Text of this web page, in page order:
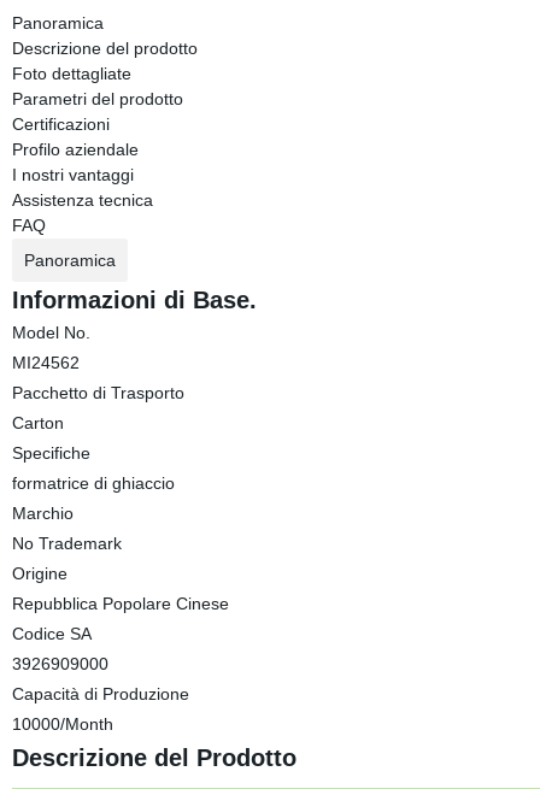
Panoramica
Descrizione del prodotto
Foto dettagliate
Parametri del prodotto
Certificazioni
Profilo aziendale
I nostri vantaggi
Assistenza tecnica
FAQ
Panoramica
Informazioni di Base.
Model No.
MI24562
Pacchetto di Trasporto
Carton
Specifiche
formatrice di ghiaccio
Marchio
No Trademark
Origine
Repubblica Popolare Cinese
Codice SA
3926909000
Capacità di Produzione
10000/Month
Descrizione del Prodotto